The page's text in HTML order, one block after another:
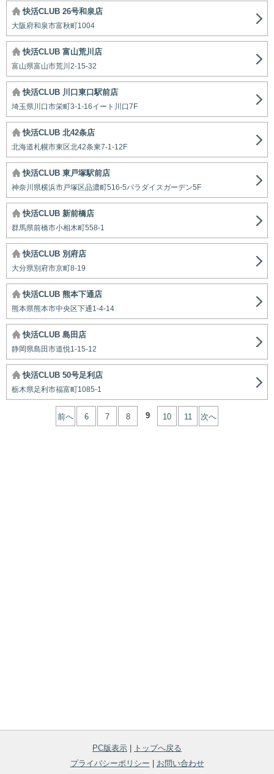
快活CLUB 26号和泉店
大阪府和泉市富秋町1004
快活CLUB 富山荒川店
富山県富山市荒川2-15-32
快活CLUB 川口東口駅前店
埼玉県川口市栄町3-1-16イート川口7F
快活CLUB 北42条店
北海道札幌市東区北42条東7-1-12F
快活CLUB 東戸塚駅前店
神奈川県横浜市戸塚区品濃町516-5パラダイスガーデン5F
快活CLUB 新前橋店
群馬県前橋市小相木町558-1
快活CLUB 別府店
大分県別府市京町8-19
快活CLUB 熊本下通店
熊本県熊本市中央区下通1-4-14
快活CLUB 島田店
静岡県島田市道悦1-15-12
快活CLUB 50号足利店
栃木県足利市福富町1085-1
前へ 6 7 8 9 10 11 次へ
PC版表示
トップへ戻る
プライバシーポリシー
お問い合わせ